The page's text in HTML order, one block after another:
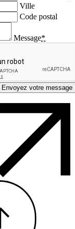
Ville
Code postal
Message*
Envoyez votre message